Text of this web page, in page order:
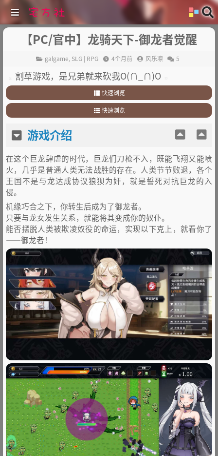
【PC/官中】龙骑天下-御龙者觉醒
galgame, SLG | RPG 4个月前 风乐凛 5
割草游戏，是兄弟就来砍我O(∩_∩)O
快速浏览
1.游戏介绍
2.其他：
快速浏览
2.其他：游戏介绍
在这个巨龙肆虐的时代，巨龙们刀枪不入，既能飞翔又能喷
火，几乎是普通人类无法战胜的存在。人类节节败退，各个
王国不是与龙达成协议狼狈为奸，就是誓死对抗巨龙的入
侵。
机缘巧合之下，你转生后成为了御龙者。
只要与龙女发生关系，就能将其变成你的奴仆。
能否摆脱人类被欺凌奴役的命运，实现以下克上，就看你了
——御龙者！